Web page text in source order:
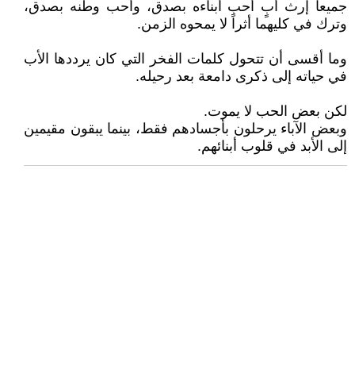
جميعاً إرث أبٍ أحب أبناءه بصدق، وأحب وطنه بصدق،
وترك في كليهما أثراً لا يمحوه الزمن.
وما أقسى أن تتحول كلمات الفخر التي كان يرددها الأب
في حياته إلى ذكرى دامعة بعد رحيله.
لكن بعض الحب لا يموت.
وبعض الآباء يرحلون بأجسادهم فقط، بينما يبقون مقيمين
إلى الأبد في قلوب أبنائهم.